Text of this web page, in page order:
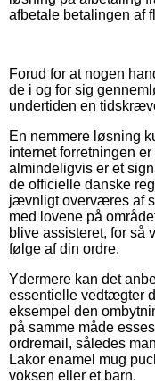
afbetale betalingen af
Forud for at nogen
de i og for sig
undertiden en
En nemmere løsning
internet forretningen
almindeligvis er et
de officielle danske
jævnligt overværes af
med lovene på
blive assisteret, for så
følge af din ordre.
Ydermere kan det
essentielle vedtægter
eksempel den
på samme måde
ordremail, således
Lakor enamel mug
voksen eller et barn.